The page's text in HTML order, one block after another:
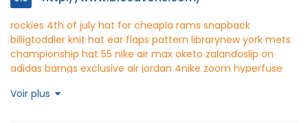
rockies 4th of july hat for cheapla rams snapback
billigtoddler knit hat ear flaps pattern librarynew york mets
championship hat 55 nike air max oketo zalandoslip on
adidas barngs exclusive air jordan 4nike zoom hyperfuse
Voir plus